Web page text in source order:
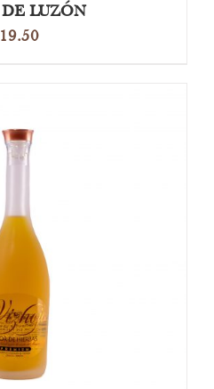
LUZÓN
19.50